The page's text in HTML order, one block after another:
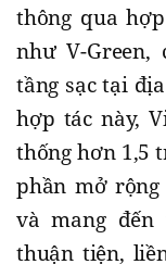
thông qua
như V-
tầng sạc tại
hợp tác này,
thống hơn 1,5
phần mở rộng
và mang
thuận tiện,